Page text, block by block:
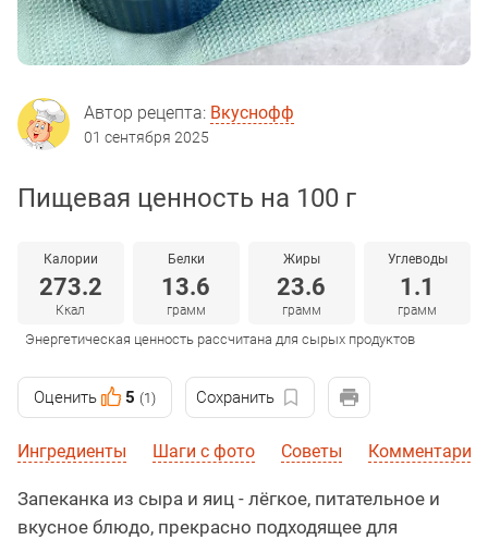
Автор рецепта: Вкуснофф
01 сентября 2025
Пищевая ценность на 100 г
Калории
273.2
Ккал
Белки
13.6
грамм
Жиры
23.6
грамм
Углеводы
1.1
грамм
Энергетическая ценность рассчитана для сырых продуктов
Оценить 5 (1) Сохранить
Ингредиенты Шаги с фото Советы Комментарии
Запеканка из сыра и яиц - лёгкое, питательное и
вкусное блюдо, прекрасно подходящее для